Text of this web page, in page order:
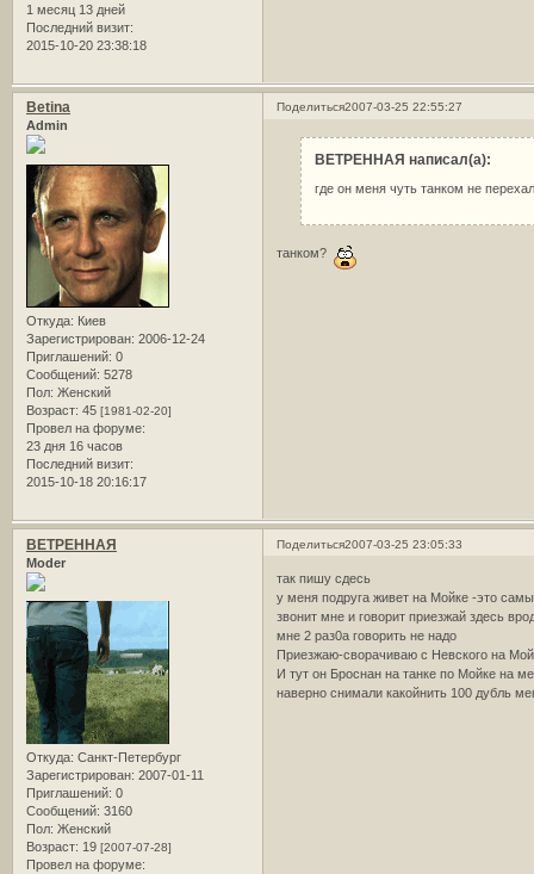
1 месяц 13 дней
Последний визит:
2015-10-20 23:38:18
Поделиться2007-03-25 22:55:27
Betina
Admin
Откуда: Киев
Зарегистрирован: 2006-12-24
Приглашений: 0
Сообщений: 5278
Пол: Женский
Возраст: 45 [1981-02-20]
Провел на форуме:
23 дня 16 часов
Последний визит:
2015-10-18 20:16:17
ВЕТРЕННАЯ написал(а):
где он меня чуть танком не перехал
танком?
Поделиться2007-03-25 23:05:33
ВЕТРЕННАЯ
Moder
Откуда: Санкт-Петербург
Зарегистрирован: 2007-01-11
Приглашений: 0
Сообщений: 3160
Пол: Женский
Возраст: 19 [2007-07-28]
Провел на форуме:
так пишу сдесь
у меня подруга живет на Мойке -это
звонит мне и говорит приезжай здесь
мне 2 раз0а говорить не надо
Приезжаю-сворачиваю с Невского на
И тут он Броснан на танке по Мойке на
наверно снимали какойнить 100 дубль